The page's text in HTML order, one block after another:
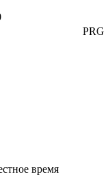
PRG
время